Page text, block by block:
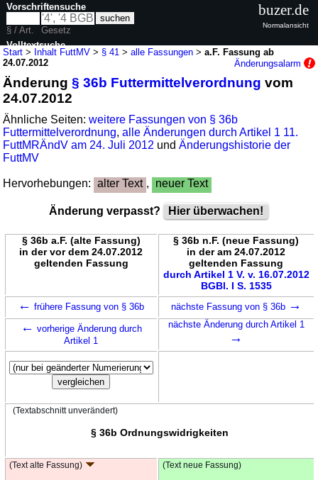
Start > Inhalt FuttMV > § 41 >alle Fassungen >a.F. Fassung ab
24.07.2012
Änderungsalarm
Änderung§ 36b Futtermittelverordnung vom
24.07.2012
Ähnliche Seiten:weitere Fassungen von § 36b
Futtermittelverordnung,alle Änderungen durch Artikel 1 11.
FuttMRÄndV am 24. Juli 2012 undÄnderungshistorie der
FuttMV
Hervorhebungen: alter Text , neuer Text
Änderung verpasst? Hier überwachen!
§ 36b a.F. (alte Fassung)
in der vor dem 24.07.2012
geltenden Fassung
§ 36b n.F. (neue Fassung)
in der am 24.07.2012
geltenden Fassung
durch Artikel 1 V. v. 16.07.2012
BGBl. I S. 1535
← frühere Fassung von § 36b nächste Fassung von § 36b →
← vorherige Änderung durch
Artikel 1
nächste Änderung durch Artikel 1
→
(Textabschnitt unverändert)
§ 36b Ordnungswidrigkeiten
(Text alte Fassung) (Text neue Fassung)
Vorschriftensuche
§ / Art.
Gesetz
Volltextsuche
buzer.de
Normalansicht